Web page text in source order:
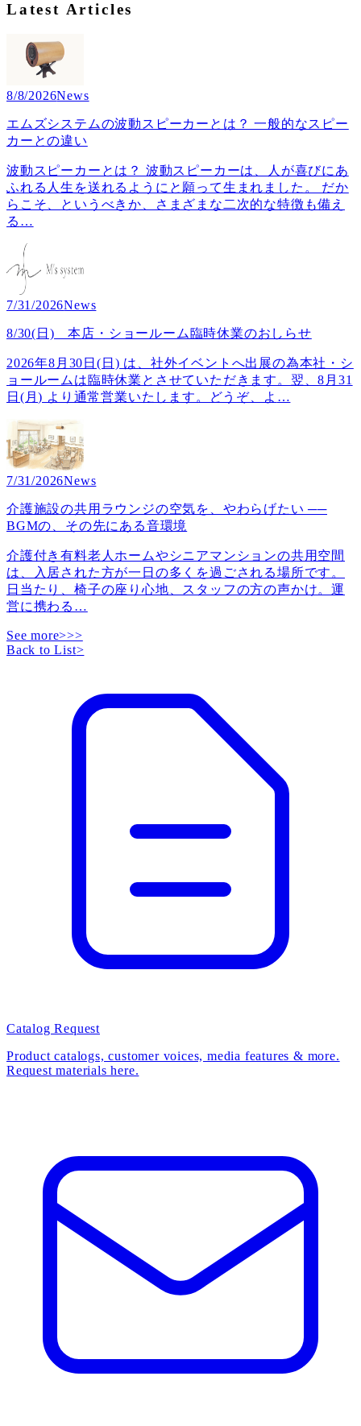
Latest Articles
8/8/2026News
エムズシステムの波動スピーカーとは？ 一般的なスピー
カーとの違い
波動スピーカーとは？ 波動スピーカーは、人が喜びにあ
ふれる人生を送れるようにと願って生まれました。 だか
らこそ、というべきか、さまざまな二次的な特徴も備え
る …
7/31/2026News
8/30(日) 本店・ショールーム臨時休業のおしらせ
2026年8月30日(日) は、社外イベントへ出展の為本社・シ
ョールームは臨時休業とさせていただきます。翌、8月31
日(月) より通常営業いたします。どうぞ、よ …
7/31/2026News
介護施設の共用ラウンジの空気を、やわらげたい ──
BGMの、その先にある音環境
介護付き有料老人ホームやシニアマンションの共用空間
は、入居された方が一日の多くを過ごされる場所です。
日当たり、椅子の座り心地、スタッフの方の声かけ。運
営に携わる …
See more>>>
Back to List>
Catalog Request
Product catalogs, customer voices, media features & more.
Request materials here.